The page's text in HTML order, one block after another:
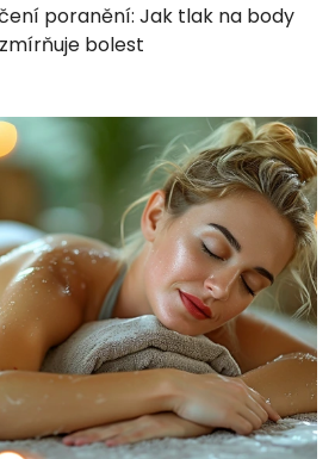
poranění: Jak tlak na body
bolest